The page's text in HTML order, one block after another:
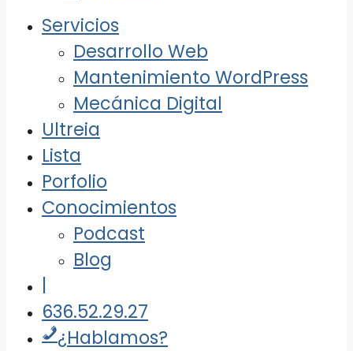
Servicios
Desarrollo Web
Mantenimiento WordPress
Mecánica Digital
Ultreia
Lista
Porfolio
Conocimientos
Podcast
Blog
|
636.52.29.27
¿Hablamos?